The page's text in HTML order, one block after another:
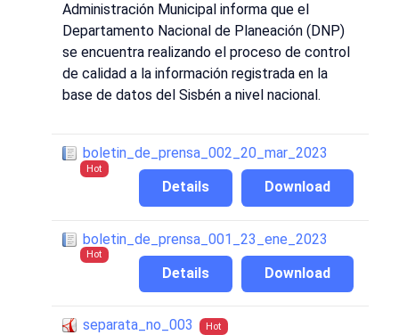
Administración Municipal informa que el
Departamento Nacional de Planeación (DNP)
se encuentra realizando el proceso de control
de calidad a la información registrada en la
base de datos del Sisbén a nivel nacional.
boletin_de_prensa_002_20_mar_2023
Hot
Download
Details
boletin_de_prensa_001_23_ene_2023
Hot
Download
Details
separata_no_003 Hot